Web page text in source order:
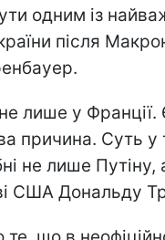
одним із
після
лише у Франції.
причина. Суть у
не лише Путіну,
США Дональду